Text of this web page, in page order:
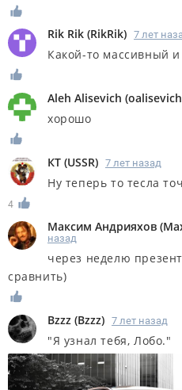
Rik Rik (RikRik) 7 лет
Какой-то массивный
Aleh Alisevich (oalisevich
хорошо
КT (USSR) 7 лет назад
Ну теперь то тесла
4
Максим Андрияхов (
назад
через неделю
сравнить)
Bzzz (Bzzz) 7 лет назад
"Я узнал тебя, Лобо."